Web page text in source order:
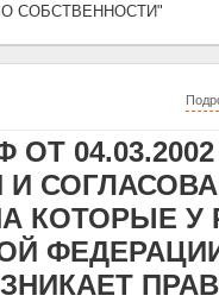
СОБСТВЕННОСТИ"
04.03.2002
КОТОРЫЕ У